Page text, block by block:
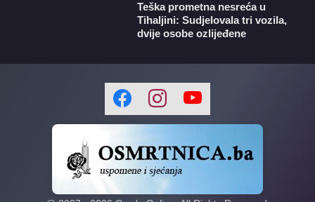
Teška prometna nesreća u
Tihaljini: Sudjelovala tri vozila,
dvije osobe ozlijeđene